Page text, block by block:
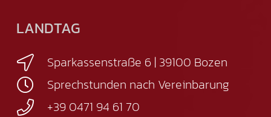
LANDTAG
Sparkassenstraße 6 | 39100 Bozen
Sprechstunden nach Vereinbarung
+39 0471 94 61 70